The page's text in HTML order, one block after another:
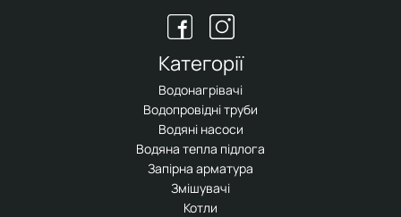
Категорії
Водонагрівачі
Водопровідні труби
Водяні насоси
Водяна тепла підлога
Запірна арматура
Змішувачі
Котли